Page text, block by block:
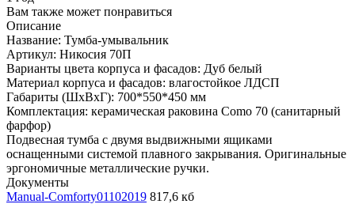
Вам также может понравиться
Описание
Название: Тумба-умывальник
Артикул: Никосия 70П
Варианты цвета корпуса и фасадов: Дуб белый
Материал корпуса и фасадов: влагостойкое ЛДСП
Габариты (ШхВхГ): 700*550*450 мм
Комплектация: керамическая раковина Como 70 (санитарный
фарфор)
Подвесная тумба с двумя выдвижными ящиками
оснащенными системой плавного закрывания. Оригинальные
эргономичные металлические ручки.
Документы
Manual-Comforty01102019 817,6 кб